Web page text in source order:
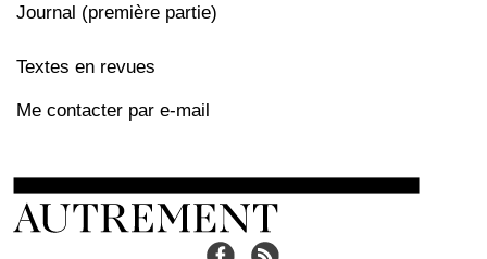
Journal (première partie)
Textes en revues
Me contacter par e-mail